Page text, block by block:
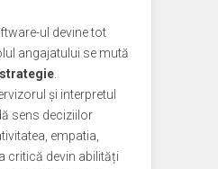
ul devine tot
angajatului se mută
și interpretul
sens deciziilor
empatia,
critică devin abilități